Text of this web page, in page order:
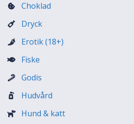
Choklad
Dryck
Erotik (18+)
Fiske
Godis
Hudvård
Hund & katt